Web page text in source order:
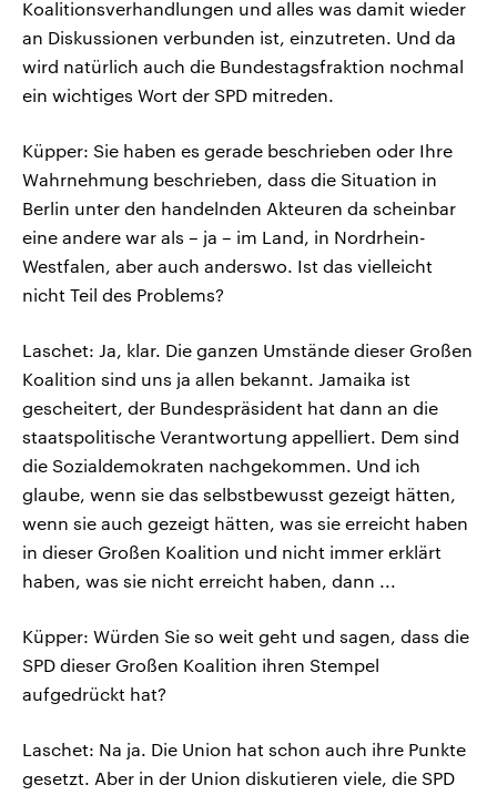
Koalitionsverhandlungen und alles was damit wieder
an Diskussionen verbunden ist, einzutreten. Und da
wird natürlich auch die Bundestagsfraktion nochmal
ein wichtiges Wort der SPD mitreden.
Küpper: Sie haben es gerade beschrieben oder Ihre
Wahrnehmung beschrieben, dass die Situation in
Berlin unter den handelnden Akteuren da scheinbar
eine andere war als – ja – im Land, in Nordrhein-
Westfalen, aber auch anderswo. Ist das vielleicht
nicht Teil des Problems?
Laschet: Ja, klar. Die ganzen Umstände dieser Großen
Koalition sind uns ja allen bekannt. Jamaika ist
gescheitert, der Bundespräsident hat dann an die
staatspolitische Verantwortung appelliert. Dem sind
die Sozialdemokraten nachgekommen. Und ich
glaube, wenn sie das selbstbewusst gezeigt hätten,
wenn sie auch gezeigt hätten, was sie erreicht haben
in dieser Großen Koalition und nicht immer erklärt
haben, was sie nicht erreicht haben, dann ...
Küpper: Würden Sie so weit geht und sagen, dass die
SPD dieser Großen Koalition ihren Stempel
aufgedrückt hat?
Laschet: Na ja. Die Union hat schon auch ihre Punkte
gesetzt. Aber in der Union diskutieren viele, die SPD